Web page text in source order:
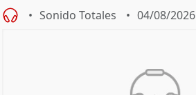
Sonido Totales 04/08/2026